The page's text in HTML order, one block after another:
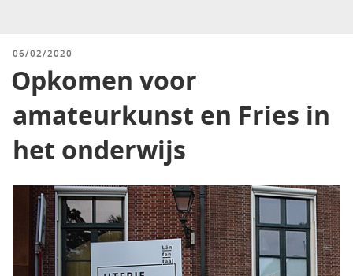
GEPLAATST
06/02/2020
Opkomen voor
amateurkunst en Fries in
het onderwijs